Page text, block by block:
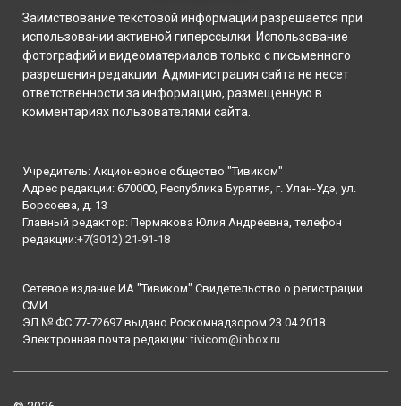
Заимствование текстовой информации разрешается при
использовании активной гиперссылки. Использование
фотографий и видеоматериалов только с письменного
разрешения редакции. Администрация сайта не несет
ответственности за информацию, размещенную в
комментариях пользователями сайта.
Учредитель: Акционерное общество "Тивиком"
Адрес редакции: 670000, Республика Бурятия, г. Улан-Удэ, ул.
Борсоева, д. 13
Главный редактор: Пермякова Юлия Андреевна, телефон
редакции:+7(3012) 21-91-18
Сетевое издание ИА "Тивиком" Свидетельство о регистрации
СМИ
ЭЛ № ФС 77-72697 выдано Роскомнадзором 23.04.2018
Электронная почта редакции:tivicom@inbox.ru